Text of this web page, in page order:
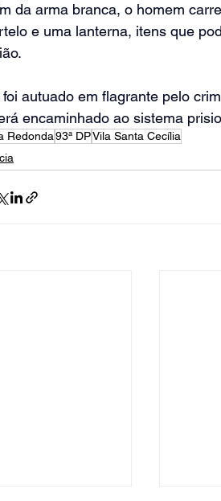
da arma branca, o homem
e uma lanterna, itens que
foi autuado em flagrante pelo
encaminhado ao sistema
Redonda93ª DPVila Santa Cecília